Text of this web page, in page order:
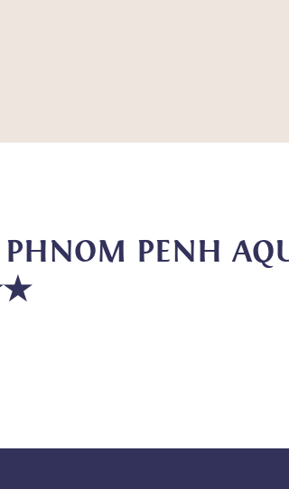
PHNOM PENH